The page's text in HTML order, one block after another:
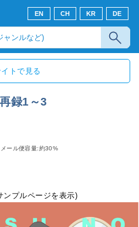
EN CH KR DE
トで見る
録1～3
ール便容量:約30%
ンプルページを表示)